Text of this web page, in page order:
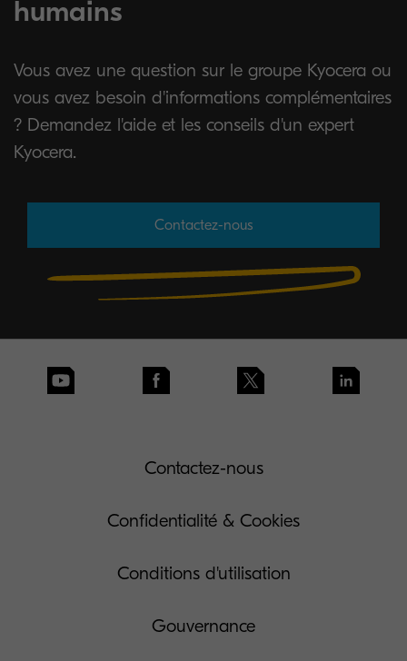
humains
Vous avez une question sur le groupe Kyocera ou
vous avez besoin d'informations complémentaires
? Demandez l'aide et les conseils d'un expert
Kyocera.
Contactez-nous
Contactez-nous
Confidentialité & Cookies
Conditions d'utilisation
Gouvernance